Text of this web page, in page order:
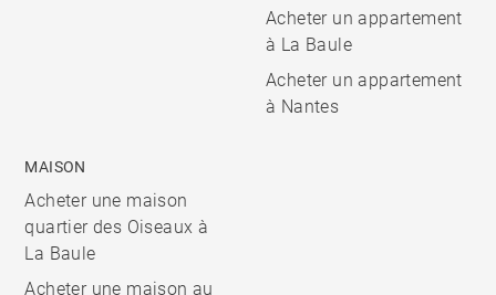
Acheter un appartement
à La Baule
Acheter un appartement
à Nantes
MAISON
Acheter une maison
quartier des Oiseaux à
La Baule
Acheter une maison au